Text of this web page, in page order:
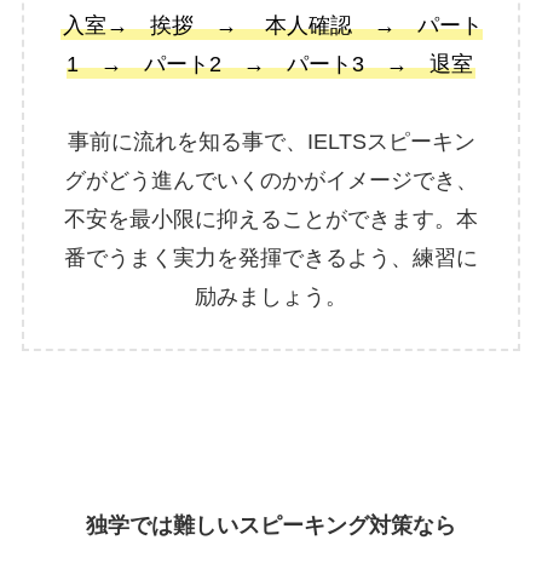
入室→ 挨拶 → 本人確認 → パート
1 → パート2 → パート3 → 退室
事前に流れを知る事で、IELTSスピーキン
グがどう進んでいくのかがイメージでき、
不安を最小限に抑えることができます。本
番でうまく実力を発揮できるよう、練習に
励みましょう。
独学では難しいスピーキング対策なら